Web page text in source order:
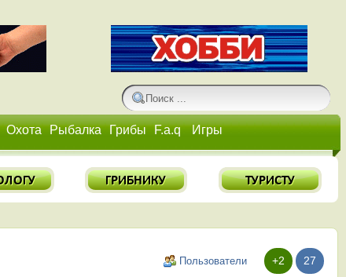
Охота Рыбалка Грибы F.a.q Игры
+2 27
Пользователи